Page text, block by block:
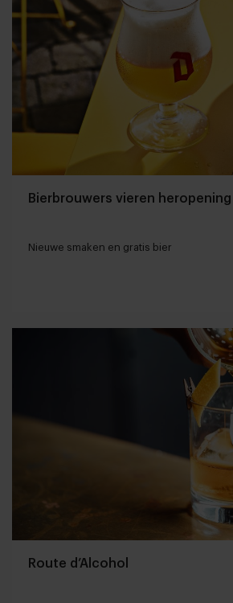
Bierbrouwers vieren
Nieuwe smaken en gratis bier
Route d’Alcohol